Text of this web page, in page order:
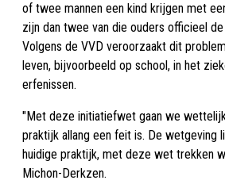
of twee mannen een kind krijgen met
zijn dan twee van die ouders officieel
Volgens de VVD veroorzaakt dit
leven, bijvoorbeeld op school, in het
erfenissen.
"Met deze initiatiefwet gaan we
praktijk allang een feit is. De wetgeving
huidige praktijk, met deze wet trekken
Michon-Derkzen.